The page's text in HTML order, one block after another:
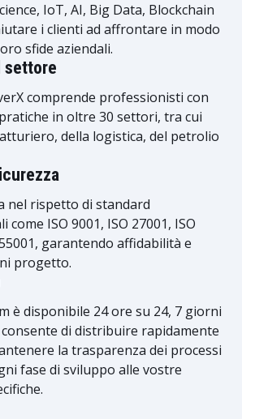
settore
comprende professionisti con
in oltre 30 settori, tra cui
della logistica, del petrolio
nel rispetto di standard
come ISO 9001, ISO 27001, ISO
garantendo affidabilità e
progetto.
IoT, AI, Big Data, Blockchain
i clienti ad affrontare in modo
sfide aziendali.
è disponibile 24 ore su 24, 7 giorni
consente di distribuire rapidamente
la trasparenza dei processi
fase di sviluppo alle vostre